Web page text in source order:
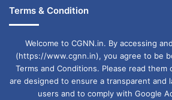
Terms & Condition
Welcome to CGNN.in. By accessing
(https://www.cgnn.in), you agree to be
Terms and Conditions. Please read them
are designed to ensure a transparent and
users and to comply with Google